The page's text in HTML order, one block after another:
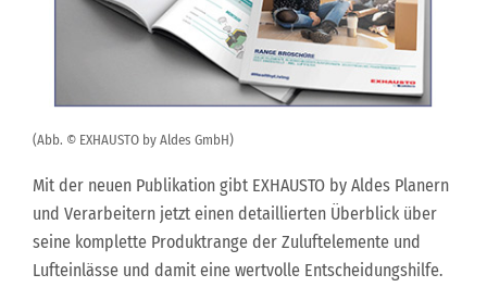
(Abb. © EXHAUSTO by Aldes GmbH)
Mit der neuen Publikation gibt EXHAUSTO by Aldes Planern
und Verarbeitern jetzt einen detaillierten Überblick über
seine komplette Produktrange der Zuluftelemente und
Lufteinlässe und damit eine wertvolle Entscheidungshilfe.